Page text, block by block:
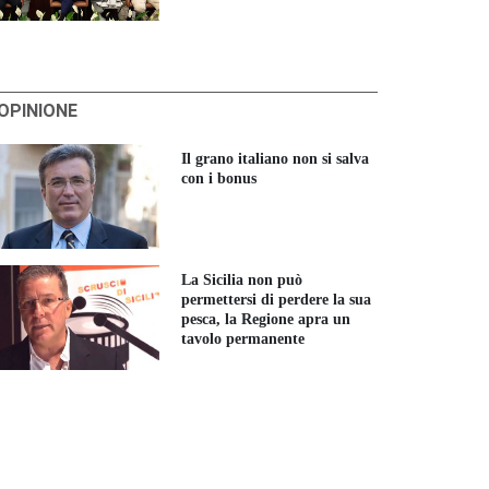
Il grano italiano non si salva
con i bonus
La Sicilia non può
permettersi di perdere la sua
pesca, la Regione apra un
tavolo permanente